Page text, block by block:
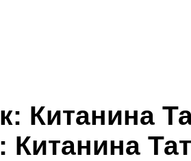
Китанина
Китанина